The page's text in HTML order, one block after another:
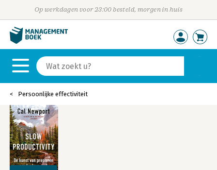
Op werkdagen voor 23:00 besteld, morgen in huis
Persoonlijke effectiviteit